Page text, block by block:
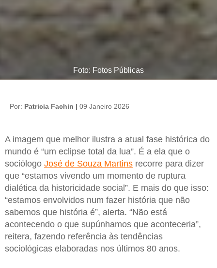
Foto: Fotos Públicas
Por: Patricia Fachin | 09 Janeiro 2026
A imagem que melhor ilustra a atual fase histórica do
mundo é “um eclipse total da lua”. É a ela que o
sociólogo José de Souza Martins recorre para dizer
que “estamos vivendo um momento de ruptura
dialética da historicidade social”. E mais do que isso:
“estamos envolvidos num fazer história que não
sabemos que história é”, alerta. “Não está
acontecendo o que supúnhamos que aconteceria”,
reitera, fazendo referência às tendências
sociológicas elaboradas nos últimos 80 anos.